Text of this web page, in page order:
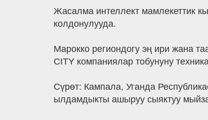
Жасалма интеллект мамлекеттик
колдонулууда.
Марокко региондогу эң ири жана
CITY компаниялар тобунуну
Сүрөт: Кампала, Уганда
ылдамдыкты ашыруу сыяктуу